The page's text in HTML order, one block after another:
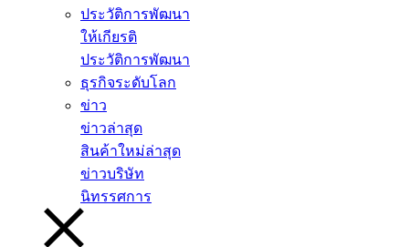
ประวัติการพัฒนา
ให้เกียรติ
ประวัติการพัฒนา
ธุรกิจระดับโลก
ข่าว
ข่าวล่าสุด
สินค้าใหม่ล่าสุด
ข่าวบริษัท
นิทรรศการ